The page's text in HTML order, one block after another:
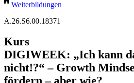
Weiterbildungen
A.26.S6.00.18371
Kurs
DIGIWEEK: „Ich kann
nicht!?“ – Growth